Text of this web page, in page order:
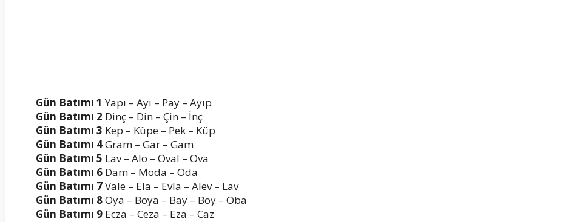
Gün Batımı 1 Yapı – Ayı – Pay – Ayıp
Gün Batımı 2 Dinç – Din – Çin – İnç
Gün Batımı 3 Kep – Küpe – Pek – Küp
Gün Batımı 4Gram – Gar – Gam
Gün Batımı 5 Lav – Alo – Oval – Ova
Gün Batımı 6 Dam – Moda – Oda
Gün Batımı 7Vale – Ela – Evla – Alev – Lav
Gün Batımı 8Oya – Boya – Bay – Boy – Oba
Gün Batımı 9 Ecza – Ceza – Eza – Caz